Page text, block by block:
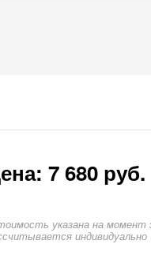
7 680 руб.
указана на момент
индивидуально